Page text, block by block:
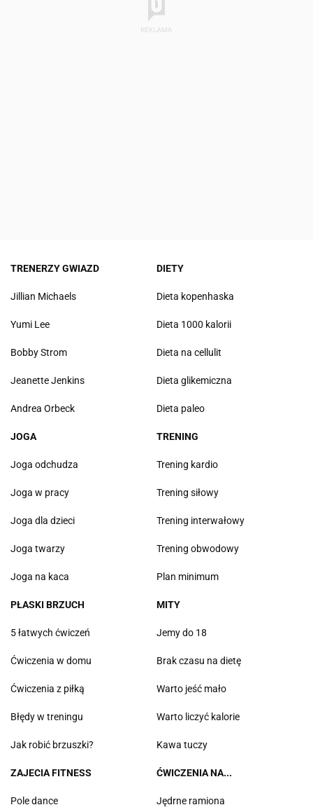
TRENERZY GWIAZD
Jillian Michaels
Yumi Lee
Bobby Strom
Jeanette Jenkins
Andrea Orbeck
DIETY
Dieta kopenhaska
Dieta 1000 kalorii
Dieta na cellulit
Dieta glikemiczna
Dieta paleo
JOGA
Joga odchudza
Joga w pracy
Joga dla dzieci
Joga twarzy
Joga na kaca
TRENING
Trening kardio
Trening siłowy
Trening interwałowy
Trening obwodowy
Plan minimum
PŁASKI BRZUCH
5 łatwych ćwiczeń
Ćwiczenia w domu
Ćwiczenia z piłką
Błędy w treningu
Jak robić brzuszki?
MITY
Jemy do 18
Brak czasu na dietę
Warto jeść mało
Warto liczyć kalorie
Kawa tuczy
ZAJECIA FITNESS
Pole dance
ĆWICZENIA NA...
Jędrne ramiona